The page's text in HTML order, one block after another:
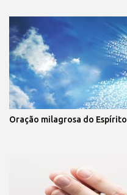
Oração milagrosa do